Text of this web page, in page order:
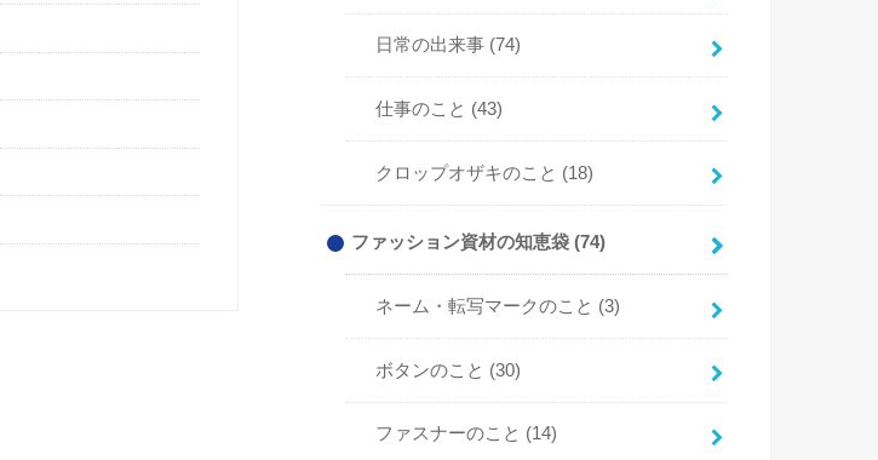
日常の出来事 (74)
仕事のこと (43)
クロップオザキのこと (18)
ファッション資材の知恵袋 (74)
ネーム・転写マークのこと (3)
ボタンのこと (30)
ファスナーのこと (14)